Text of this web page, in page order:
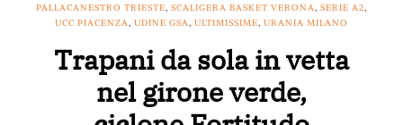
PALLACANESTRO TRIESTE, SCALIGERA BASKET VERONA, SERIE A2,
UCC PIACENZA, UDINE GSA, ULTIMISSIME, URANIA MILANO
Trapani da sola in vetta
nel girone verde,